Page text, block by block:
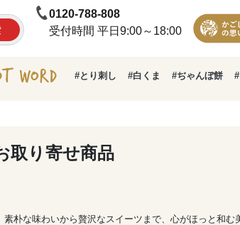
0120-788-808
受付時間 平日9:00～18:00
#とり刺し #白くま #ぢゃんぼ餅
取り寄せ商品
朴な味わいから贅沢なスイーツまで、心がほっと和む